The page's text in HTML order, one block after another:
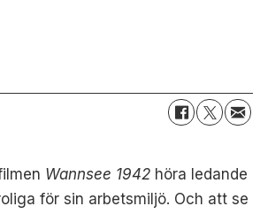
Wannsee 1942 höra ledande
för sin arbetsmiljö. Och att se